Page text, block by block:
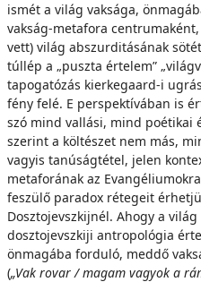
ismét a világ vaksága,
vakság-metafora
vett) világ abszurditásának
túllép a „puszta értelem”
tapogatózás kierkegaard-i
fény felé. E perspektívában is
szó mind vallási, mind poétikai
szerint a költészet nem más,
vagyis tanúságtétel, jelen
metaforának az
feszülő paradox rétegeit
Dosztojevszkijnél. Ahogy a
dosztojevszkiji antropológia
önmagába forduló, meddő
(„Vak rovar / magam vagyok a